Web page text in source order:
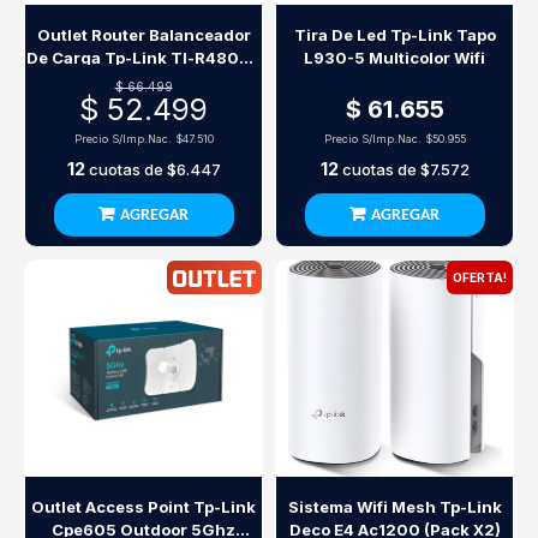
Outlet Router Balanceador
De Carga Tp-Link Tl-R480T+
Broadband
$ 66.499
$ 52.499
Precio S/Imp.Nac. $47.510
12cuotas de $6.447
AGREGAR
Tira De Led Tp-Link Tapo
L930-5 Multicolor Wifi
$ 61.655
Precio S/Imp.Nac. $50.955
12cuotas de $7.572
AGREGAR
Outlet Access Point Tp-Link
Cpe605 Outdoor 5Ghz
OFERTA!
Sistema Wifi Mesh Tp-Link
Deco E4 Ac1200 (Pack X2)